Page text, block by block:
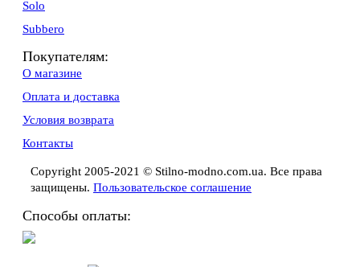
Solo
Subbero
Покупателям:
О магазине
Оплата и доставка
Условия возврата
Контакты
Copyright 2005-2021 © Stilno-modno.com.ua. Все права
защищены. Пользовательское соглашение
Способы оплаты: